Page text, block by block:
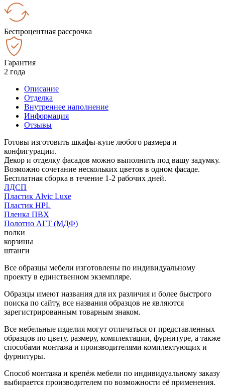
Беспроцентная рассрочка
Гарантия
2 года
Описание
Отделка
Внутреннее наполнение
Информация
Отзывы
Готовы изготовить шкафы-купе любого размера и
конфигурации.
Декор и отделку фасадов можно выполнить под вашу задумку.
Возможно сочетание нескольких цветов в одном фасаде.
Бесплатная сборка в течение 1-2 рабочих дней.
ЛДСП
Пластик Alvic Luxe
Пластик HPL
Пленка ПВХ
Полотно АГТ (МДФ)
полки
корзины
штанги
Все образцы мебели изготовлены по индивидуальному
проекту в единственном экземпляре.
Образцы имеют названия для их различия и более быстрого
поиска по сайту, все названия образцов не являются
зарегистрированным товарным знаком.
Все мебельные изделия могут отличаться от представленных
образцов по цвету, размеру, комплектации, фурнитуре, а также
способами монтажа и производителями комплектующих и
фурнитуры.
Способ монтажа и крепёж мебели по индивидуальному заказу
выбирается производителем по возможности её применения.